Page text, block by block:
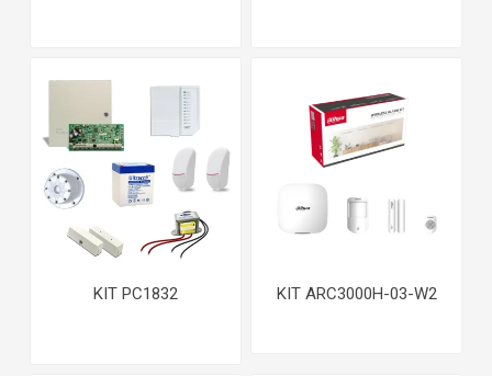
KIT PC1832 KIT ARC3000H-03-W2